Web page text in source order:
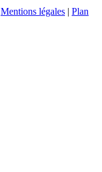
Mentions légales | Plan